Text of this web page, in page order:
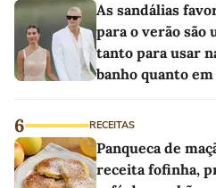
As sandálias
para o verão
tanto para usar
banho quanto
6 RECEITAS
Panqueca de
receita fofinha,